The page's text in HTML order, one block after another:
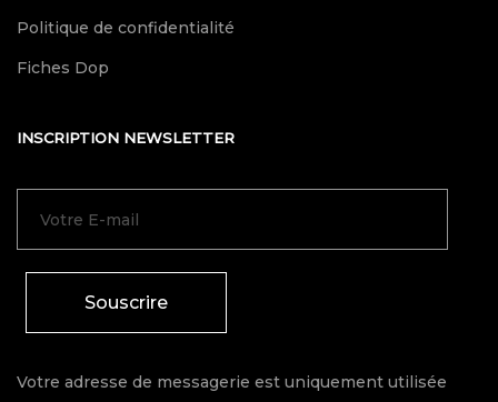
Politique de confidentialité
Fiches Dop
INSCRIPTION NEWSLETTER
Souscrire
Votre adresse de messagerie est uniquement utilisée